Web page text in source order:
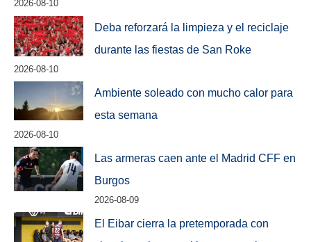
2026-08-10
Deba reforzará la limpieza y el reciclaje
durante las fiestas de San Roke
2026-08-10
Ambiente soleado con mucho calor para
esta semana
2026-08-10
Las armeras caen ante el Madrid CFF en
Burgos
2026-08-09
El Eibar cierra la pretemporada con